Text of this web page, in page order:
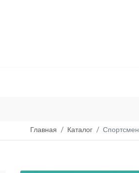
Главная Каталог Спортсмен